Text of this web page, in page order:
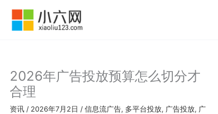
2026年广告投放预算怎么切分才
合理
资讯 / 2026年7月2日 / 信息流广告, 多平台投放, 广告投放, 广